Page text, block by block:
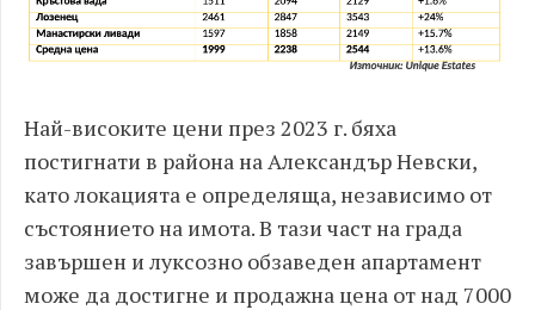
Най-високите цени през 2023 г. бяха
постигнати в района на Александър Невски,
като локацията е определяща, независимо от
състоянието на имота. В тази част на града
завършен и луксозно обзаведен апартамент
може да достигне и продажна цена от над 7000